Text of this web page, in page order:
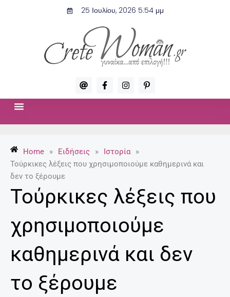
25 Ιουλίου, 2026 5:54 μμ
A
t
F
a
c
-
f
I
n
s
m
P
i
n
p
Home » Ειδήσεις » Ιστορία
»
Τούρκικες λέξεις που χρησιμοποιούμε καθημερινά και
δεν το ξέρουμε
Τούρκικες λέξεις που
χρησιμοποιούμε
καθημερινά και δεν
το ξέρουμε